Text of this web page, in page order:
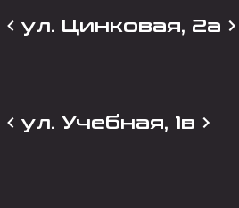
ул. Цинковая, 2а
ул. Учебная, 1в